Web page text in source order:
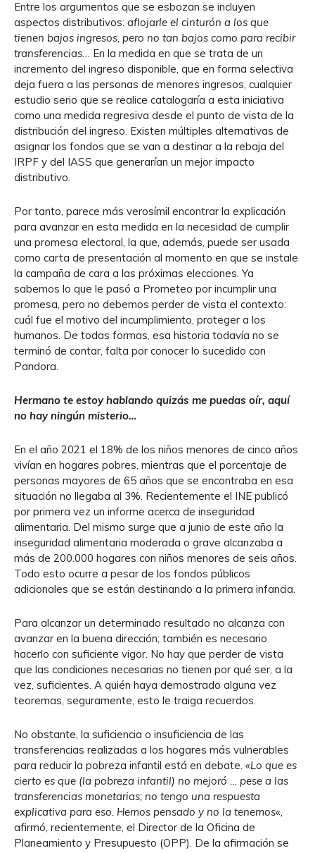
Entre los argumentos que se esbozan se incluyen
aspectos distributivos: aflojarle el cinturón a los que
tienen bajos ingresos, pero no tan bajos como para recibir
transferencias… En la medida en que se trata de un
incremento del ingreso disponible, que en forma selectiva
deja fuera a las personas de menores ingresos, cualquier
estudio serio que se realice catalogaría a esta iniciativa
como una medida regresiva desde el punto de vista de la
distribución del ingreso. Existen múltiples alternativas de
asignar los fondos que se van a destinar a la rebaja del
IRPF y del IASS que generarían un mejor impacto
distributivo.
Por tanto, parece más verosímil encontrar la explicación
para avanzar en esta medida en la necesidad de cumplir
una promesa electoral, la que, además, puede ser usada
como carta de presentación al momento en que se instale
la campaña de cara a las próximas elecciones. Ya
sabemos lo que le pasó a Prometeo por incumplir una
promesa, pero no debemos perder de vista el contexto:
cuál fue el motivo del incumplimiento, proteger a los
humanos. De todas formas, esa historia todavía no se
terminó de contar, falta por conocer lo sucedido con
Pandora.
Hermano te estoy hablando quizás me puedas oír, aquí
no hay ningún misterio…
En el año 2021 el 18% de los niños menores de cinco años
vivían en hogares pobres, mientras que el porcentaje de
personas mayores de 65 años que se encontraba en esa
situación no llegaba al 3%. Recientemente el INE publicó
por primera vez un informe acerca de inseguridad
alimentaria. Del mismo surge que a junio de este año la
inseguridad alimentaria moderada o grave alcanzaba a
más de 200.000 hogares con niños menores de seis años.
Todo esto ocurre a pesar de los fondos públicos
adicionales que se están destinando a la primera infancia.
Para alcanzar un determinado resultado no alcanza con
avanzar en la buena dirección; también es necesario
hacerlo con suficiente vigor. No hay que perder de vista
que las condiciones necesarias no tienen por qué ser, a la
vez, suficientes. A quién haya demostrado alguna vez
teoremas, seguramente, esto le traiga recuerdos.
No obstante, la suficiencia o insuficiencia de las
transferencias realizadas a los hogares más vulnerables
para reducir la pobreza infantil está en debate. «Lo que es
cierto es que (la pobreza infantil) no mejoró … pese a las
transferencias monetarias; no tengo una respuesta
explicativa para eso. Hemos pensado y no la tenemos«,
afirmó, recientemente, el Director de la Oficina de
Planeamiento y Presupuesto (OPP). De la afirmación se